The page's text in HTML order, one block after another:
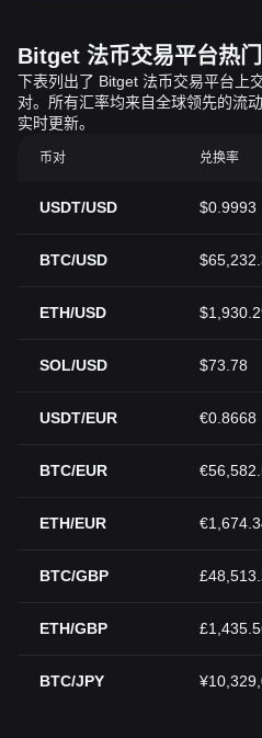
Bitget 法币交易平台热
下表列出了 Bitget 法币交易平台上
对。所有汇率均来自全球领先的流
实时更新。
币对 兑换率
USDT/USD $0.9993
BTC/USD
ETH/USD
SOL/USD $73.78
USDT/EUR €0.8668
BTC/EUR
ETH/EUR
BTC/GBP
ETH/GBP
BTC/JPY